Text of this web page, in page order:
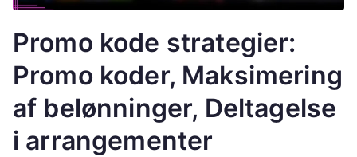
Promo kode strategier:
Promo koder, Maksimering
af belønninger, Deltagelse
i arrangementer